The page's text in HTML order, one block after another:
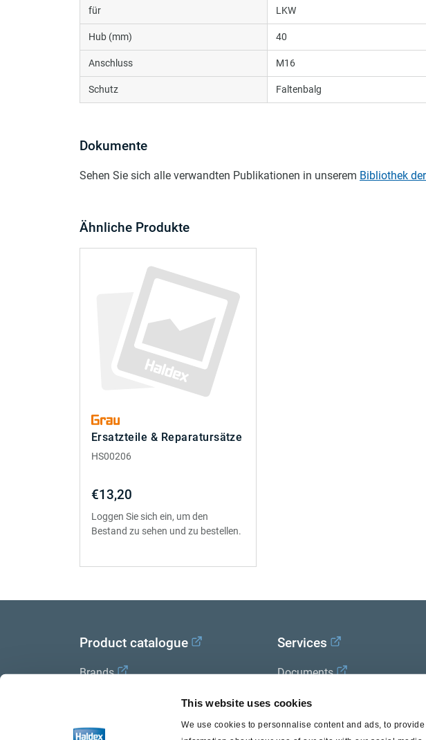
This website uses cookies
We use cookies to personnalise content and ads, to
für LKW
Hub (mm) 40
Anschluss M16
Schutz Faltenbalg
Dokumente
Sehen Sie sich alle verwandten Publikationen in unserem Bibliothek
Ähnliche Produkte
Ersatzteile & Reparatursätze
HS00206
€13,20
Loggen Sie sich ein, um den
Bestand zu sehen und zu bestellen.
Product catalogue
Brands
Trailer Application Guide
General terms and conditions of
Services
Documents
Haldex Academy